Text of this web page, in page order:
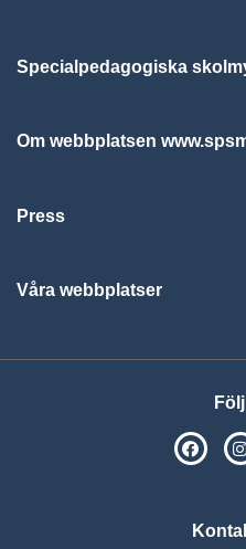
Specialpedagogiska
Om webbplatsen
Press
Våra webbplatser